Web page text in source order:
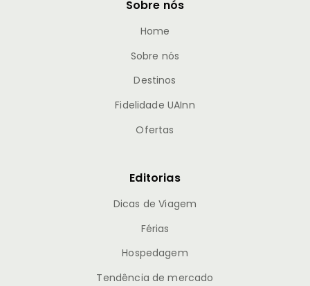
Sobre nós
Home
Sobre nós
Destinos
Fidelidade UAInn
Ofertas
Editorias
Dicas de Viagem
Férias
Hospedagem
Tendência de mercado